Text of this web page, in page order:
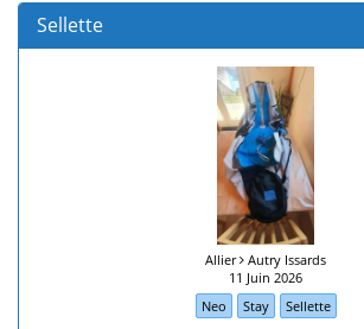
Sellette
Allier Autry Issards
11 Juin 2026
Neo
Stay Sellette